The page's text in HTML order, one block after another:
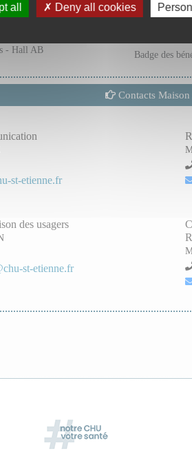
- Hall AB Badge des
Contacts Maison
st-etienne.fr
des usagers
st-etienne.fr
all Deny all cookies